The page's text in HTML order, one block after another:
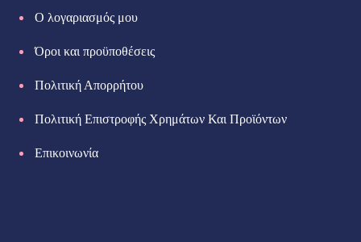
Ο λογαριασμός μου
Όροι και προϋποθέσεις
Πολιτική Απορρήτου
Πολιτική Επιστροφής Χρημάτων Και Προϊόντων
Επικοινωνία